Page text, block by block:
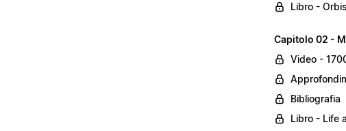
Libro -
Capitolo 02 -
Video -
Bibliografia
Libro - Life